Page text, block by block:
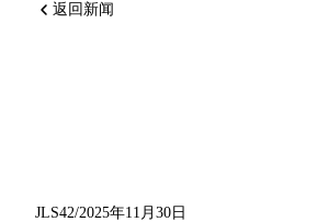
返回新闻
JLS42/2025年11月30日